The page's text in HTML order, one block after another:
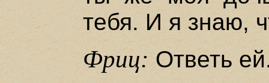
тебя. И я знаю,
Фриц:Ответь